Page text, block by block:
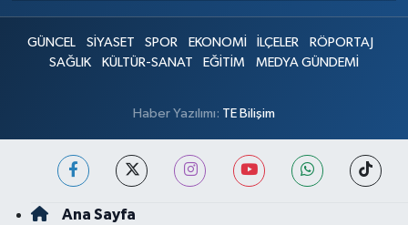
GÜNCEL SİYASET SPOR EKONOMİ İLÇELER
RÖPORTAJ
SAĞLIK
KÜLTÜR-SANAT EĞİTİM MEDYA GÜNDEMİ
Haber Yazılımı: TE Bilişim
Ana Sayfa